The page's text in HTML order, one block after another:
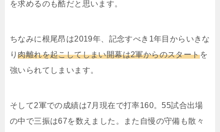
を求めるのも酷だと思います。
ちなみに根尾昂は2019年、記念すべき1年目からいきな
り肉離れを起こしてしまい開幕は2軍からのスタートを
強いられてしまいます。
そして2軍での成績は7月現在で打率160。55試合出場
の中で三振は67を数えました。また自慢の守備も散々